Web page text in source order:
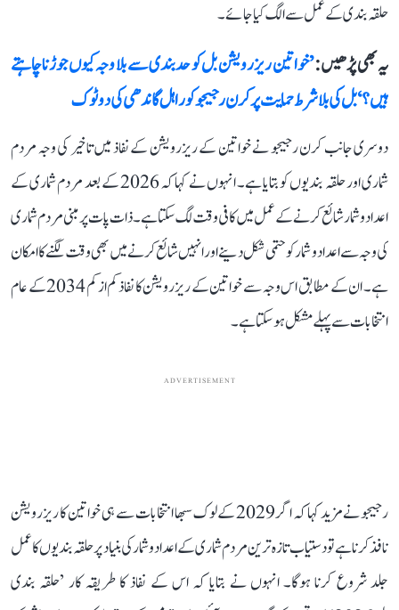
حلقہ بندی کے عمل سے الگ کیا جائے۔
یہ بھی پڑھیں :’خواتین ریزرویشن بل کو حدبندی سے بلا وجہ کیوں جوڑنا چاہتے
ہیں؟‘ بل کی بلا شرط حمایت پر کرن رجیجو کو راہل گاندھی کی دوٹوک
دوسری جانب کرن رجیجو نے خواتین کے ریزرویشن کے نفاذ میں تاخیر کی وجہ مردم
شماری اور حلقہ بندیوں کو بتایا ہے۔ انہوں نے کہا کہ 2026 کے بعد مردم شماری کے
اعداد و شمار شائع کرنے کے عمل میں کافی وقت لگ سکتا ہے۔ ذات پات پر مبنی مردم شماری
کی وجہ سے اعداد و شمار کو حتمی شکل دینے اور انہیں شائع کرنے میں بھی وقت لگنے کا امکان
ہے۔ ان کے مطابق اس وجہ سے خواتین کے ریزرویشن کا نفاذ کم از کم 2034 کے عام
انتخابات سے پہلے مشکل ہو سکتا ہے۔
ADVERTISEMENT
رجیجو نے مزید کہا کہ اگر 2029 کے لوک سبھا انتخابات سے ہی خواتین کا ریزرویشن
نافذ کرنا ہے تو دستیاب تازہ ترین مردم شماری کے اعداد و شمار کی بنیاد پر حلقہ بندیوں کا عمل
جلد شروع کرنا ہوگا۔ انہوں نے بتایا کہ اس کے نفاذ کا طریقہ کار ’حلقہ بندی